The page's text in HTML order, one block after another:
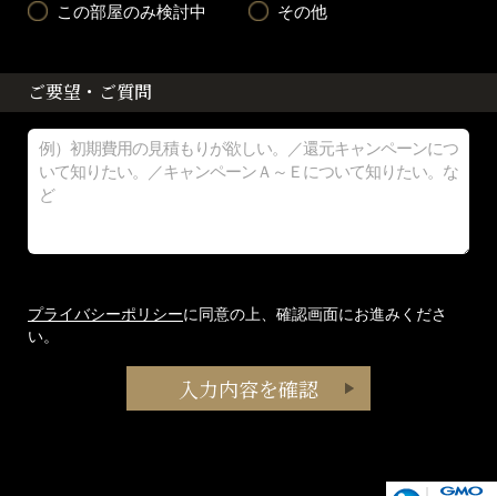
この部屋のみ検討中 その他
ご要望・ご質問
プライバシーポリシーに同意の上、確認画面にお進みくださ
い。